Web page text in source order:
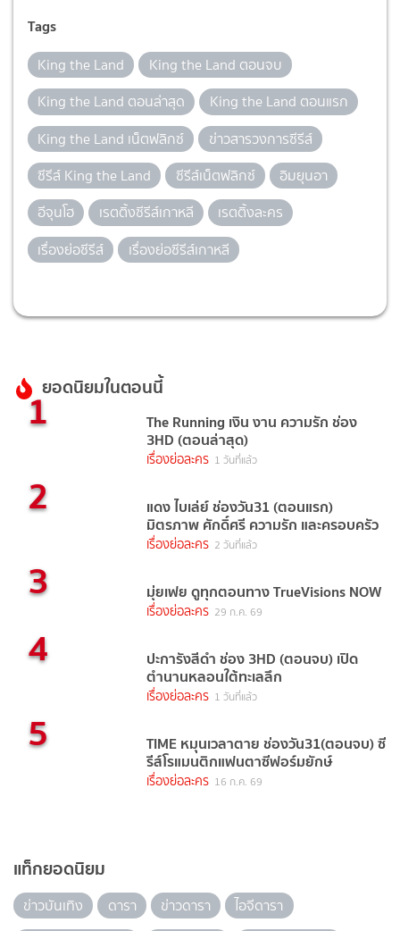
Tags
King the Land
King the Land ตอนจบ
King the Land ตอนล่าสุด
King the Land ตอนแรก
King the Land เน็ตฟลิกซ์
ข่าวสารวงการซีรีส์
ซีรีส์ King the Land
ซีรีส์เน็ตฟลิกซ์
อิมยุนอา
อีจุนโฮ
เรตติ้งซีรีส์เกาหลี
เรตติ้งละคร
เรื่องย่อซีรีส์
เรื่องย่อซีรีส์เกาหลี
ยอดนิยมในตอนนี้
1 The Running เงิน งาน ความรัก ช่อง
3HD (ตอนล่าสุด)
เรื่องย่อละคร 1 วันที่แล้ว
2 แดง ไบเล่ย์ ช่องวัน31 (ตอนแรก)
มิตรภาพ ศักดิ์ศรี ความรัก และครอบครัว
เรื่องย่อละคร 2 วันที่แล้ว
3 มุ่ยเฟย ดูทุกตอนทาง TrueVisions NOW
เรื่องย่อละคร 29 ก.ค. 69
4 ปะการังสีดำ ช่อง 3HD (ตอนจบ) เปิด
ตำนานหลอนใต้ทะเลลึก
เรื่องย่อละคร 1 วันที่แล้ว
5 TIME หมุนเวลาตาย ช่องวัน31(ตอนจบ) ซี
รีส์โรแมนติกแฟนตาซีฟอร์มยักษ์
เรื่องย่อละคร 16 ก.ค. 69
แท็กยอดนิยม
ข่าวบันเทิง ดารา ข่าวดารา
ไอจีดารา